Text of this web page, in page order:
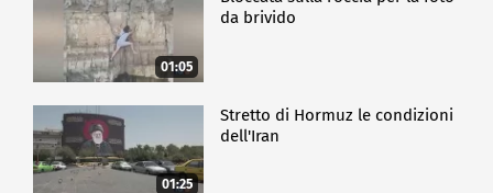
01:05
da brivido
01:25
Stretto di Hormuz le condizioni
dell'Iran